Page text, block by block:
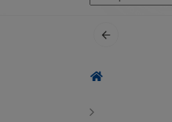
por: